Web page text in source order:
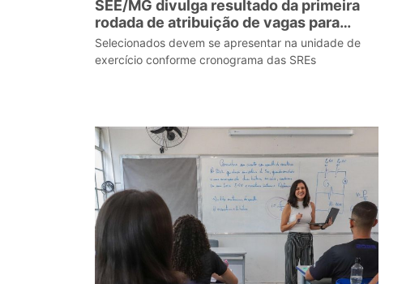
SEE/MG divulga resultado da primeira
rodada de atribuição de vagas para
contratação temporária
Selecionados devem se apresentar na unidade de
exercício conforme cronograma das SREs